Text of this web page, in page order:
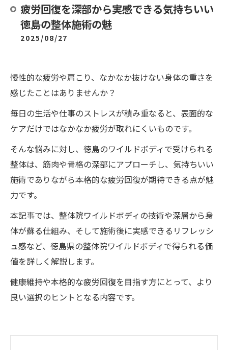
疲労回復を深部から実感できる気持ちいい
徳島の整体施術の魅
2025/08/27
慢性的な疲労や肩こり、なかなか抜けない身体の重さを
感じたことはありませんか？
毎日の生活や仕事のストレスが積み重なると、表面的な
ケアだけではなかなか疲労が取れにくいものです。
そんな悩みに対し、徳島のワイルドボディで受けられる
整体は、筋肉や骨格の深部にアプローチし、気持ちいい
施術でありながら本格的な疲労回復が期待できる点が魅
力です。
本記事では、整体院ワイルドボディの技術や深層から身
体が蘇る仕組み、そして施術後に実感できるリフレッシ
ュ感など、徳島県の整体院ワイルドボディで得られる価
値を詳しく解説します。
健康維持や本格的な疲労回復を目指す方にとって、より
良い選択のヒントとなる内容です。